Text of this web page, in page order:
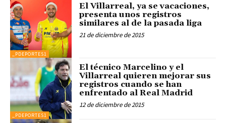
_PDEPORTES1
El Villarreal, ya se vacaciones,
presenta unos registros
similares al de la pasada liga
21 de diciembre de 2015
_PDEPORTES1
El técnico Marcelino y el
Villarreal quieren mejorar sus
registros cuando se han
enfrentado al Real Madrid
12 de diciembre de 2015